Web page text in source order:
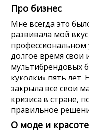
Про бизнес
Мне всегда это
развивала мой
долгое время свои
мультибрендовых
куколки» пять лет.
закрыла все свои
кризиса в стране,
правильное
О моде и красоте